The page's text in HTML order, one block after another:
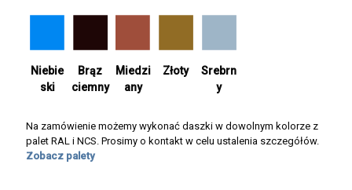
Niebie
ski
Brąz
ciemny
Miedzi
any
Złoty
Srebrn
y
Na zamówienie możemy wykonać daszki w dowolnym kolorze z
palet RAL i NCS. Prosimy o kontakt w celu ustalenia szczegółów.
Zobacz palety